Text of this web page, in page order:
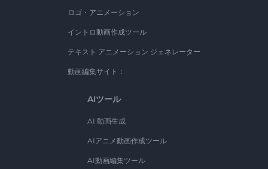
ロゴ・アニメーション
イントロ動画作成ツール
テキスト アニメーション ジェネレーター
動画編集サイト：
AIツール
AI 動画生成
AIアニメ動画作成ツール
AI動画編集ツール